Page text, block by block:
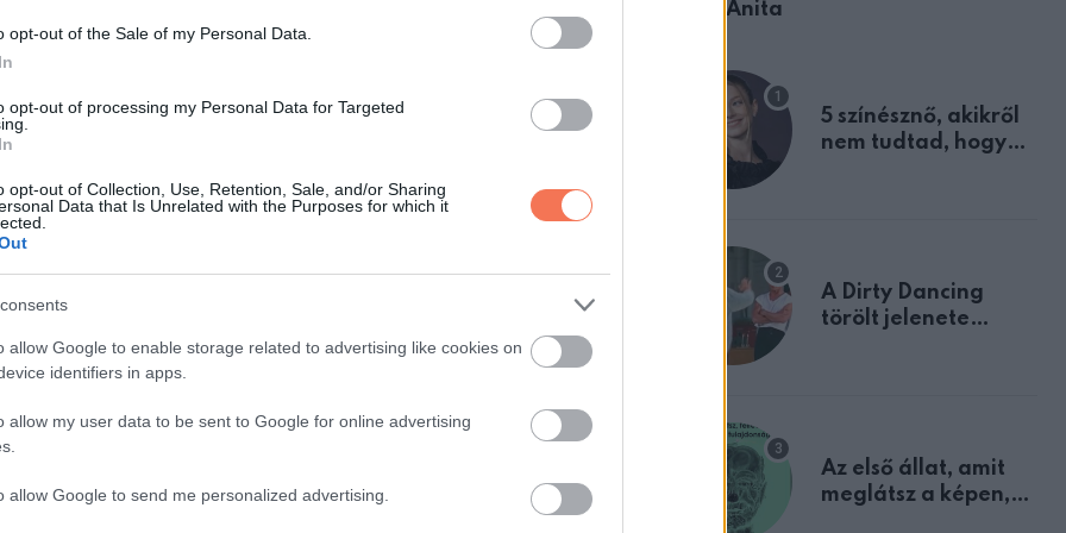
opt-out of the Sale of my Personal Data.
opt-out of processing my Personal Data for Targeted
opt-out of Collection, Use, Retention, Sale, and/or Sharing
Data that Is Unrelated with the Purposes for which it
allow Google to enable storage related to advertising like cookies on
identifiers in apps.
allow my user data to be sent to Google for online advertising
allow Google to send me personalized advertising.
kérdéseket intéz a 13. havi nyugdíjjal kapcsolatban, és ha az
a megvédésére.
magyaroktól a kellő támogatást, megküzdünk a 13. havi nyugdíjért” –
keretein belül vizsgálnak. A tervezett hitelkonstrukció négymillió
a 17-25 éves fiatalok számára, akik itthon kezdenek el
kapnak, amelyek a törlesztés halasztását és a hitel egy
és azt is hangsúlyozta, hogy a kulturális kérdésekkel
ezt a Nemzeti Kulturális Tanács nem támogatja.
Ábel Anita
5 színésznő, akikről
nem tudtad, hogy
A Dirty Dancing
törölt jelenete
Az első állat, amit
meglátsz a képen,